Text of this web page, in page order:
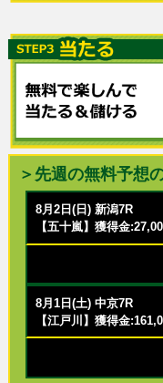
＞先週の無料予想
8月2日(日) 新潟7R
【五十嵐】獲得金
8月1日(土) 中京7R
【江戸川】獲得金